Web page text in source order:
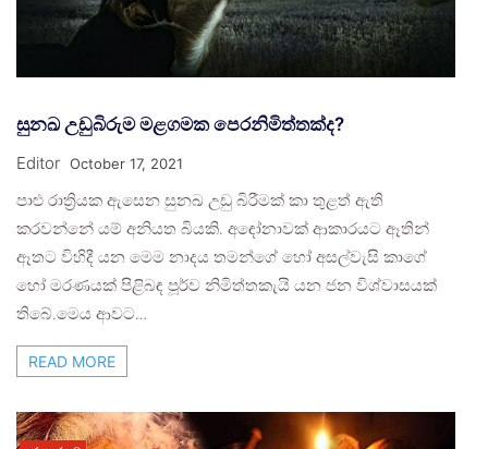
සුනඛ උඩුබිරුම මළගමක පෙරනිමිත්තක්ද?
Editor October 17, 2021
පාළු රාත්‍රියක ඇසෙන සුනඛ උඩු බිරීමක් කා තුළත් ඇති
කරවන්නේ යම් අනියත බියකි. අඳෝනාවක් ආකාරයට ඈතින්
ඈතට විහිදී යන මෙම නාදය තමන්ගේ හෝ අසල්වැසි කාගේ
හෝ මරණයක් පිළිබඳ පූර්ව නිමිත්තකැයි යන ජන විශ්වාසයක්
තිබේ.මෙය ආවට…
READ MORE